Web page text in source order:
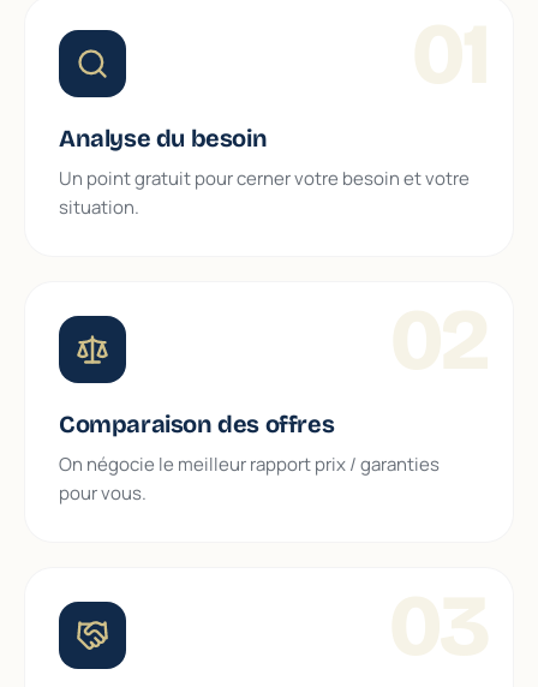
01
Analyse du besoin
Un point gratuit pour cerner votre besoin et votre
situation.
02
Comparaison des offres
On négocie le meilleur rapport prix / garanties
pour vous.
03